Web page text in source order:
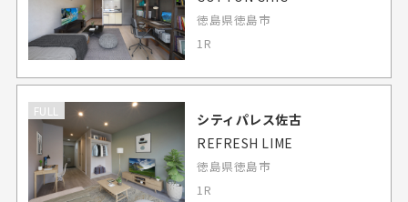
徳島県徳島市
1R
FULL
シティパレス佐古
REFRESH LIME
徳島県徳島市
1R